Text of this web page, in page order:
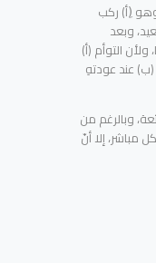
وهو (ِأ) ركب
وبعد
التوأم (أ)
عند عودتهِ
وبالرغم من
مباشر، إلا أنّ